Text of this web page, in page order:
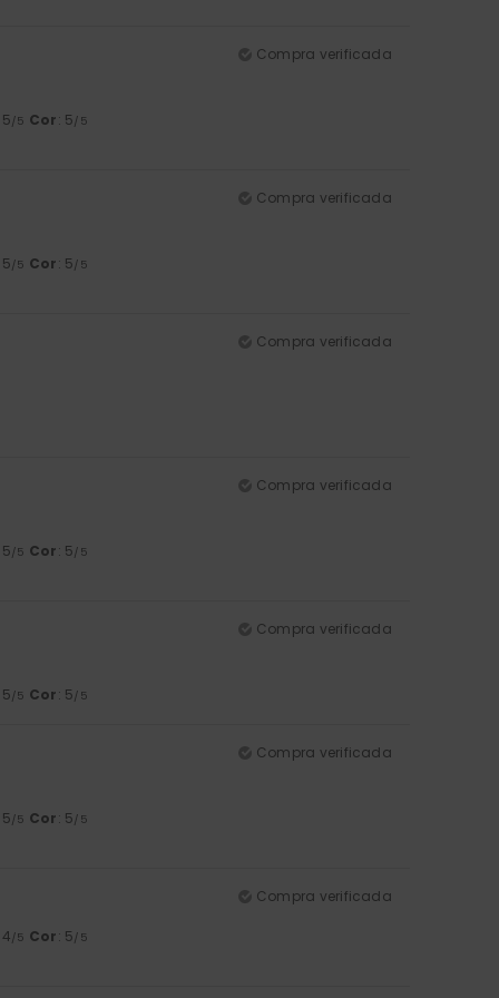
Compra verificada
/5 Cor: 5/5
Compra verificada
/5 Cor: 5/5
Compra verificada
Compra verificada
/5 Cor: 5/5
Compra verificada
/5 Cor: 5/5
Compra verificada
/5 Cor: 5/5
Compra verificada
/5 Cor: 5/5